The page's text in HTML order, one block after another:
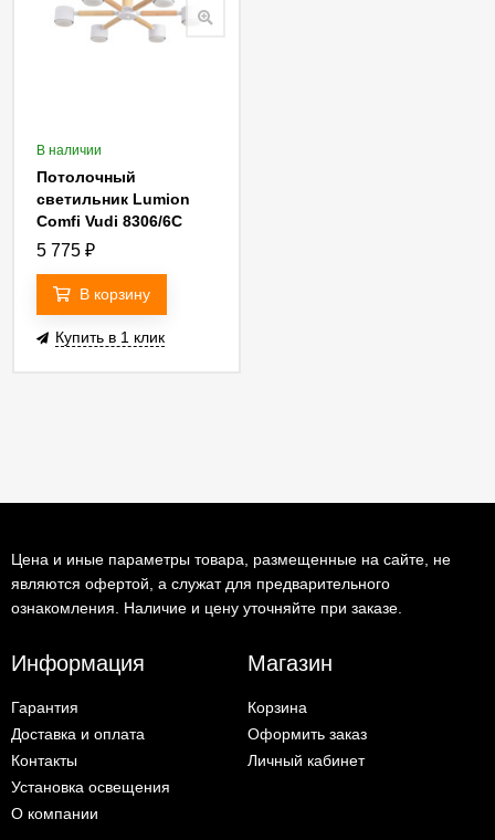
В наличии
Потолочный
светильник Lumion
Comfi Vudi 8306/6C
5 775 ₽
В корзину
Купить в 1 клик
Цена и иные параметры товара, размещенные на сайте, не
являются офертой, а служат для предварительного
ознакомления. Наличие и цену уточняйте при заказе.
Информация
Гарантия
Доставка и оплата
Контакты
Установка освещения
О компании
Магазин
Корзина
Оформить заказ
Личный кабинет